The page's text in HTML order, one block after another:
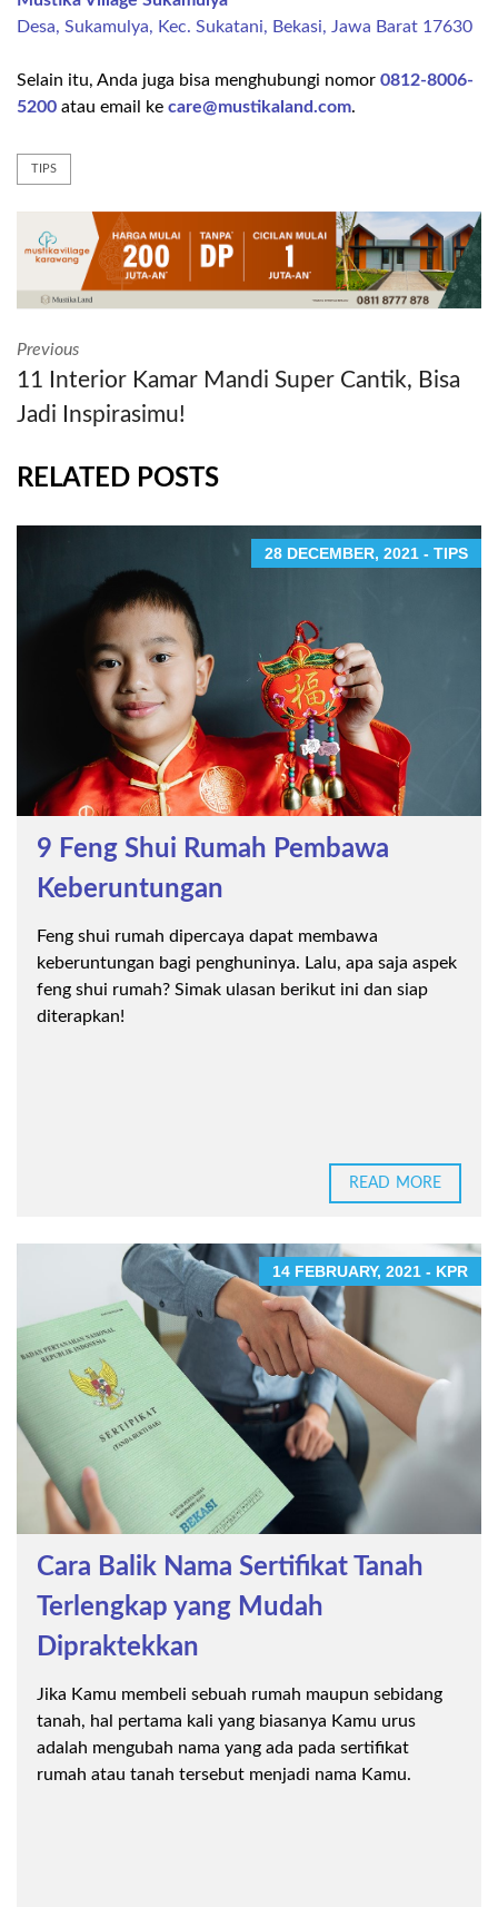
Desa, Sukamulya, Kec. Sukatani, Bekasi, Jawa Barat 17630
Selain itu, Anda juga bisa menghubungi nomor 0812-8006-
5200 atau email ke care@mustikaland.com.
TIPS
Previous
11 Interior Kamar Mandi Super Cantik, Bisa
Jadi Inspirasimu!
RELATED POSTS
28 DECEMBER, 2021 - TIPS
9 Feng Shui Rumah Pembawa
Keberuntungan
Feng shui rumah dipercaya dapat membawa
keberuntungan bagi penghuninya. Lalu, apa saja aspek
feng shui rumah? Simak ulasan berikut ini dan siap
diterapkan!
READ MORE
14 FEBRUARY, 2021 - KPR
Cara Balik Nama Sertifikat Tanah
Terlengkap yang Mudah
Dipraktekkan
Jika Kamu membeli sebuah rumah maupun sebidang
tanah, hal pertama kali yang biasanya Kamu urus
adalah mengubah nama yang ada pada sertifikat
rumah atau tanah tersebut menjadi nama Kamu.